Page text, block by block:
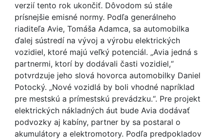
verzií tento rok ukončiť. Dôvodom sú stále
prísnejšie emisné normy. Podľa generálneho
riaditeľa Avie, Tomáša Adamca, sa automobilka
ďalej sústredí na vývoj a výrobu elektrických
vozidiel, ktoré majú veľký potenciál. „Avia jedná s
partnermi, ktorí by dodávali časti vozidiel,“
potvrdzuje jeho slová hovorca automobilky Daniel
Potocký. „Nové vozidlá by boli vhodné napríklad
pre mestskú a prímestskú prevádzku.“. Pre projekt
elektrických nákladných áut bude Avia dodávať
podvozky aj kabíny, partner by sa postaral o
akumulátory a elektromotory. Podľa predpokladov